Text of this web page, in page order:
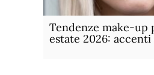
Tendenze make-up
estate 2026: